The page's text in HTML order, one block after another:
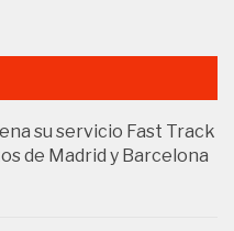
su servicio Fast Track
de Madrid y Barcelona